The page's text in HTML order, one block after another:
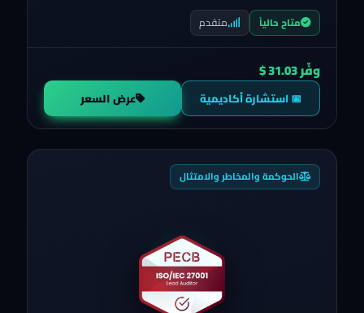
متاح حالياً متقدم
وفّر 31.03 $
📅 استشارة أكاديمية عرض السعر
الحوكمة والمخاطر والامتثال